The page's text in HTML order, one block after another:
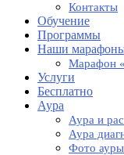
Контакты
Обучение
Программы
Наши
Марафон
Услуги
Бесплатно
Аура
Аура и
Аура
Фото ауры